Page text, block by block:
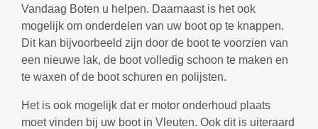
Vandaag Boten u helpen. Daarnaast is het ook
mogelijk om onderdelen van uw boot op te knappen.
Dit kan bijvoorbeeld zijn door de boot te voorzien van
een nieuwe lak, de boot volledig schoon te maken en
te waxen of de boot schuren en polijsten.
Het is ook mogelijk dat er motor onderhoud plaats
moet vinden bij uw boot in Vleuten. Ook dit is uiteraard